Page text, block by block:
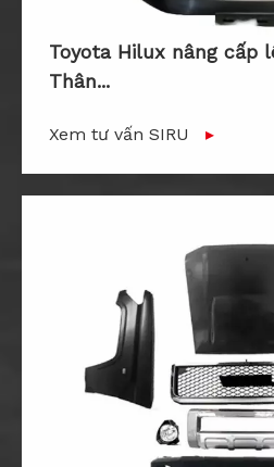
Toyota Hilux nâng cấp
Thân...
Xem tư vấn SIRU ▸